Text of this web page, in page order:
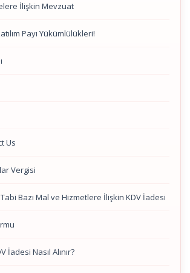
İlişkin Mevzuat
Payı Yükümlülükleri!
Us
Vergisi
Bazı Mal ve Hizmetlere İlişkin KDV İadesi
İadesi Nasıl Alınır?